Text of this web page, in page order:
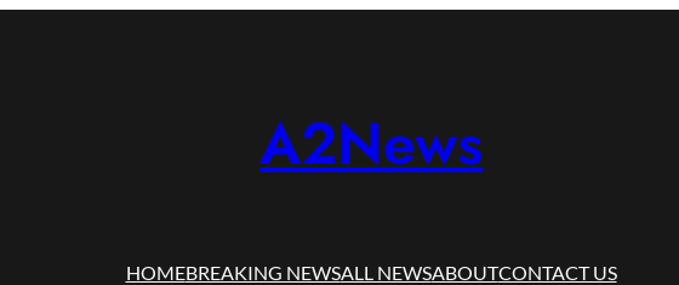
A2News
HOMEBREAKING NEWSALL NEWSABOUTCONTACT US